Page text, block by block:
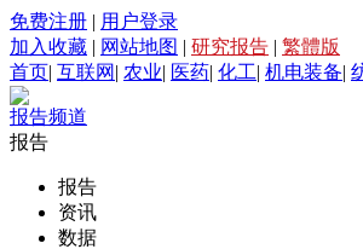
免费注册 | 用户登录
加入收藏 | 网站地图 | 研究报告 | 繁體版
首页| 互联网 | 农业| 医药| 化工| 机电装备|
报告频道
报告
报告
资讯
数据